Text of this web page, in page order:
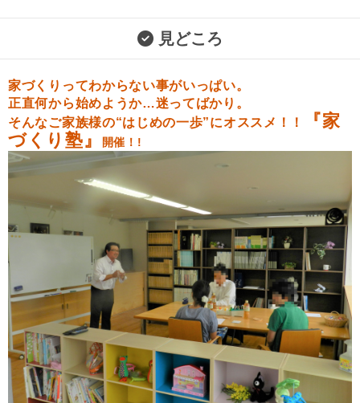
見どころ
家づくりってわからない事がいっぱい。
正直何から始めようか…迷ってばかり。
そんなご家族様の“はじめの一歩”にオススメ！！
『家
づくり塾』
開催！!